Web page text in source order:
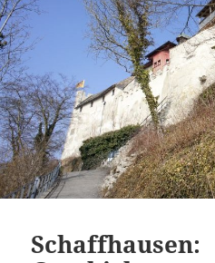
Schaffhausen: